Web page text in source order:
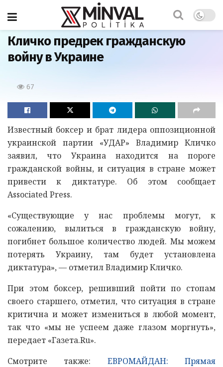
Главная
Кличко предрек гражданскую
войну в Украине
67
Известный боксер и брат лидера оппозиционной
украинской партии «УДАР» Владимир Кличко
заявил, что Украина находится на пороге
гражданской войны, и ситуация в стране может
привести к диктатуре. Об этом сообщает
Associated Press.
«Существующие у нас проблемы могут, к
сожалению, вылиться в гражданскую войну,
погибнет большое количество людей. Мы можем
потерять Украину, там будет установлена
диктатура», — отметил Владимир Кличко.
При этом боксер, решивший пойти по стопам
своего старшего, отметил, что ситуация в стране
критична и может измениться в любой момент,
так что «мы не успеем даже глазом моргнуть»,
передает «Газета.Ru».
Смотрите также: ЕВРОМАЙДАН: Прямая